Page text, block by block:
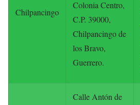
Chilpancingo
Colonia Centro,
C.P. 39000,
Chilpancingo de
los Bravo,
Guerrero.
Calle Antón de